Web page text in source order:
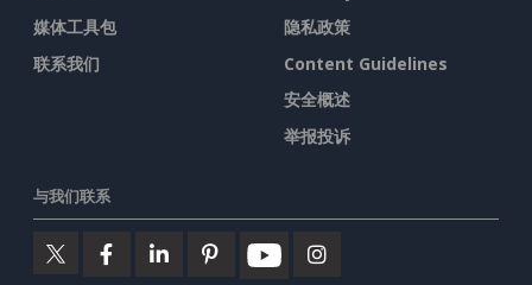
媒体工具包
联系我们
隐私政策
Content Guidelines
安全概述
举报投诉
与我们联系